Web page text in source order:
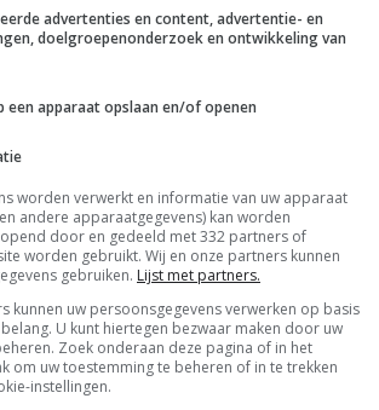
Don McKellar,Clé Bennett,J.
,Gael García Bernal,Mariana
,Claudia Ohana, Amanda
DeZotti
advertenties en content, advertentie- en
doelgroepenonderzoek en ontwikkeling van
een apparaat opslaan en/of openen
worden verwerkt en informatie van uw apparaat
andere apparaatgegevens) kan worden
door en gedeeld met 332 partners of
worden gebruikt. Wij en onze partners kunnen
gebruiken. Lijst met partners.
kunnen uw persoonsgegevens verwerken op basis
U kunt hiertegen bezwaar maken door uw
Zoek onderaan deze pagina of in het
om uw toestemming te beheren of in te trekken
instellingen.